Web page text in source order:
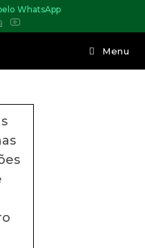
WhatsApp
Menu